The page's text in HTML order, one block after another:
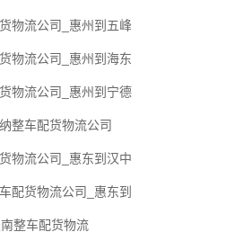
物流公司_惠州到五峰
物流公司_惠州到海东
物流公司_惠州到宁德
整车配货物流公司
物流公司_惠东到汉中
配货物流公司_惠东到
整车配货物流